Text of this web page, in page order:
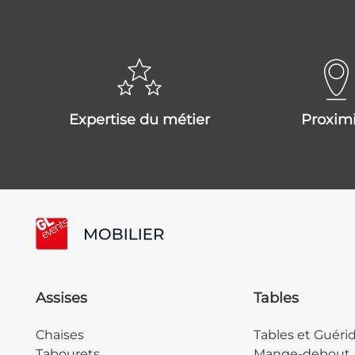
expertise du métier
Assises
Chaises
Tables
Tables et